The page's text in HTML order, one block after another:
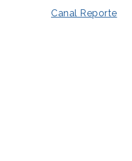
Canal Reporte